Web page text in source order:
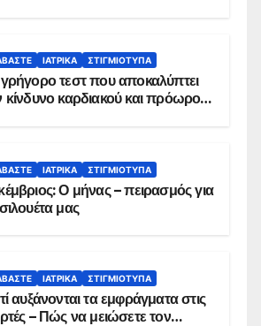
ΙΑΤΡΙΚΆ ΣΤΙΓΜΙΌΤΥΠΑ
τεστ που αποκαλύπτει
κίνδυνο καρδιακού και πρόωρου
ΙΑΤΡΙΚΆ ΣΤΙΓΜΙΌΤΥΠΑ
Ο μήνας – πειρασμός για
μας
ΙΑΤΡΙΚΆ ΣΤΙΓΜΙΌΤΥΠΑ
αυξάνονται τα εμφράγματα στις
– Πώς να μειώσετε τον